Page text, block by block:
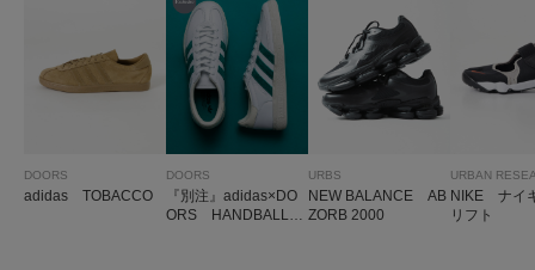
DOORS
adidas TOBACCO
DOORS
『別注』adidas×DO
ORS HANDBALL S
URBS
NEW BALANCE AB
ZORB 2000
URBAN
NIKE ナイ
リフト